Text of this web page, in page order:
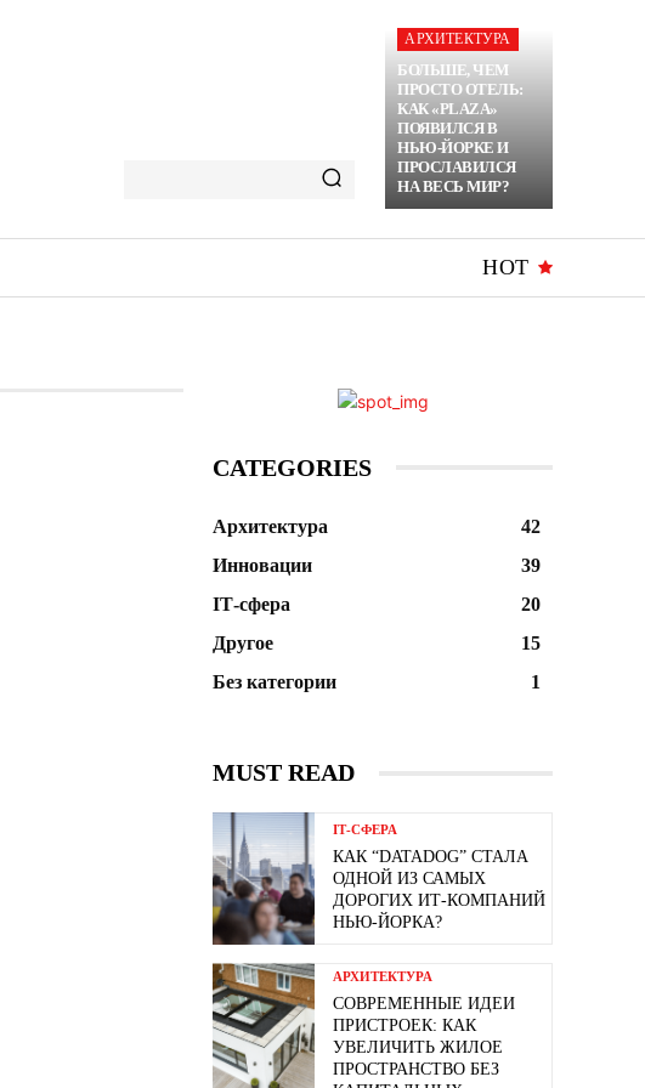
АРХИТЕКТУРА
БОЛЬШЕ, ЧЕМ
ПРОСТО ОТЕЛЬ:
КАК «PLAZA»
ПОЯВИЛСЯ В
НЬЮ-ЙОРКЕ И
ПРОСЛАВИЛСЯ
НА ВЕСЬ МИР?
HOT
CATEGORIES
Архитектура
42
Инновации
39
ІТ-сфера
20
Другое
15
Без категории
1
MUST READ
ІТ-СФЕРА
КАК “DATADOG” СТАЛА
ОДНОЙ ИЗ САМЫХ
ДОРОГИХ ИТ-КОМПАНИЙ
НЬЮ-ЙОРКА?
АРХИТЕКТУРА
СОВРЕМЕННЫЕ ИДЕИ
ПРИСТРОЕК: КАК
УВЕЛИЧИТЬ ЖИЛОЕ
ПРОСТРАНСТВО БЕЗ